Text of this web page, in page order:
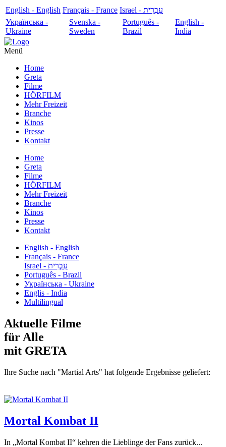
English - English Français - France
עִבְרִית - Israel
Українська -
Ukraine
Svenska -
Sweden
Português -
Brazil
English -
India
Menü
Home
Greta
Filme
HÖRFILM
Mehr Freizeit
Branche
Kinos
Presse
Kontakt
Home
Greta
Filme
HÖRFILM
Mehr Freizeit
Branche
Kinos
Presse
Kontakt
English - English
Français - France
עִבְרִית - Israel
Português - Brazil
Українська - Ukraine
Englis - India
Multilingual
Aktuelle Filme
für Alle
mit GRETA
Ihre Suche nach "Martial Arts" hat folgende Ergebnisse geliefert:
Mortal Kombat II
In „Mortal Kombat II“ kehren die Lieblinge der Fans zurück...